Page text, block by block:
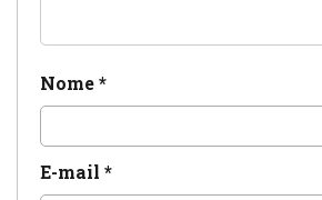
Nome*
E-mail *